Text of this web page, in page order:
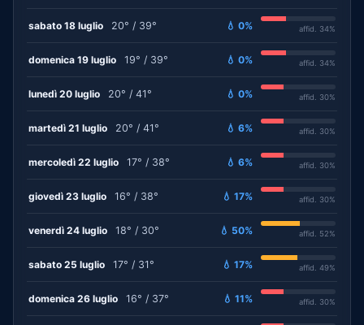
sabato 18 luglio 20° / 39° 💧 0% affid. 34%
domenica 19 luglio 19° / 39° 💧 0% affid. 34%
lunedì 20 luglio 20° / 41° 💧 0% affid. 30%
martedì 21 luglio 20° / 41° 💧 6% affid. 30%
mercoledì 22 luglio 17° / 38° 💧 6% affid. 30%
giovedì 23 luglio 16° / 38° 💧 17% affid. 30%
venerdì 24 luglio 18° / 30° 💧 50% affid. 52%
sabato 25 luglio 17° / 31° 💧 17% affid. 49%
domenica 26 luglio 16° / 37° 💧 11% affid. 30%